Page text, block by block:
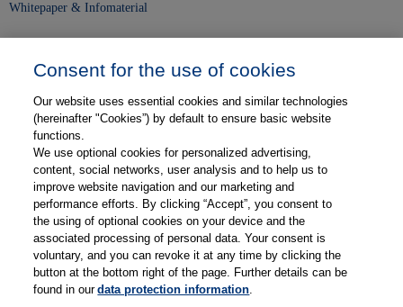
Whitepaper & Infomaterial
Karriere
Kontakt
Web-Semniare
Anwenderberichte
Partner
Consent for the use of cookies
Our website uses essential cookies and similar technologies
(hereinafter "Cookies”) by default to ensure basic website
functions.
We use optional cookies for personalized advertising,
content, social networks, user analysis and to help us to
improve website navigation and our marketing and
performance efforts. By clicking “Accept”, you consent to
the using of optional cookies on your device and the
associated processing of personal data. Your consent is
voluntary, and you can revoke it at any time by clicking the
button at the bottom right of the page. Further details can be
found in ourdata protection information.